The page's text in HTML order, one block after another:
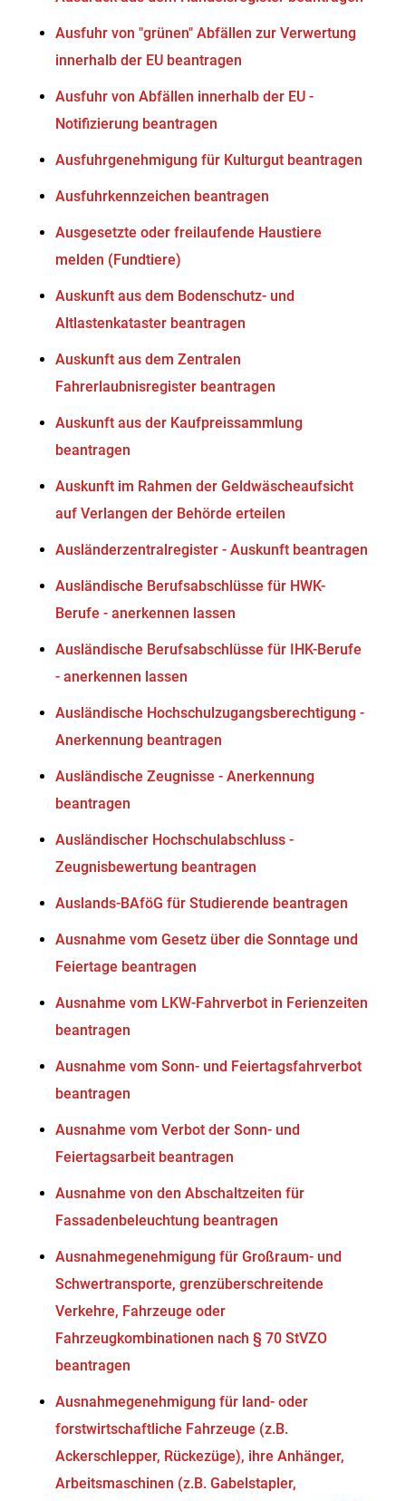
Ausfuhr von "grünen" Abfällen zur Verwertung
innerhalb der EU beantragen
Ausfuhr von Abfällen innerhalb der EU -
Notifizierung beantragen
Ausfuhrgenehmigung für Kulturgut beantragen
Ausfuhrkennzeichen beantragen
Ausgesetzte oder freilaufende Haustiere
melden (Fundtiere)
Auskunft aus dem Bodenschutz- und
Altlastenkataster beantragen
Auskunft aus dem Zentralen
Fahrerlaubnisregister beantragen
Auskunft aus der Kaufpreissammlung
beantragen
Auskunft im Rahmen der Geldwäscheaufsicht
auf Verlangen der Behörde erteilen
Ausländerzentralregister - Auskunft beantragen
Ausländische Berufsabschlüsse für HWK-
Berufe - anerkennen lassen
Ausländische Berufsabschlüsse für IHK-Berufe
- anerkennen lassen
Ausländische Hochschulzugangsberechtigung -
Anerkennung beantragen
Ausländische Zeugnisse - Anerkennung
beantragen
Ausländischer Hochschulabschluss -
Zeugnisbewertung beantragen
Auslands-BAföG für Studierende beantragen
Ausnahme vom Gesetz über die Sonntage und
Feiertage beantragen
Ausnahme vom LKW-Fahrverbot in Ferienzeiten
beantragen
Ausnahme vom Sonn- und Feiertagsfahrverbot
beantragen
Ausnahme vom Verbot der Sonn- und
Feiertagsarbeit beantragen
Ausnahme von den Abschaltzeiten für
Fassadenbeleuchtung beantragen
Ausnahmegenehmigung für Großraum- und
Schwertransporte, grenzüberschreitende
Verkehre, Fahrzeuge oder
Fahrzeugkombinationen nach § 70 StVZO
beantragen
Ausnahmegenehmigung für land- oder
forstwirtschaftliche Fahrzeuge (z.B.
Ackerschlepper, Rückezüge), ihre Anhänger,
Arbeitsmaschinen (z.B. Gabelstapler,